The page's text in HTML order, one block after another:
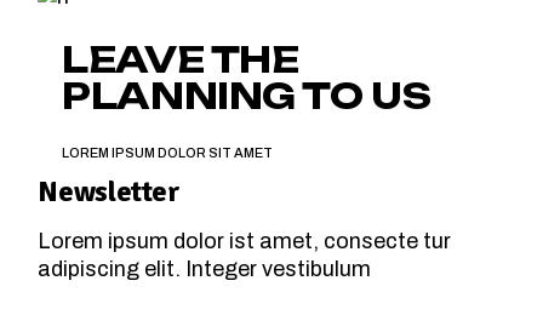
LEAVE THE
PLANNING TO US
LOREM IPSUM DOLOR SIT AMET
Newsletter
Lorem ipsum dolor ist amet, consecte tur
adipiscing elit. Integer vestibulum